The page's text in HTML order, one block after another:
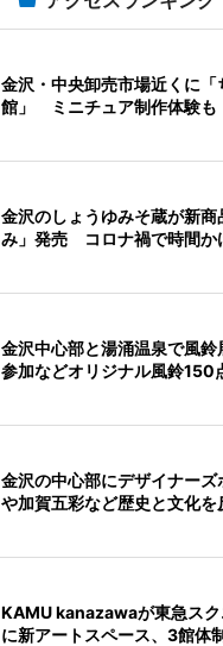
金沢・中央卸売市場近くに「
館」 ミニチュア制作体験も
金沢のしょうゆみそ蔵が新商
み」発売 コロナ禍で時間か
金沢中心部と湯涌温泉で風
参加などオリジナル風鈴150
金沢の中心部にデザイナーズ
や加賀五彩など歴史と文化を
KAMU kanazawaが東急ス
に新アートスペース、3館体